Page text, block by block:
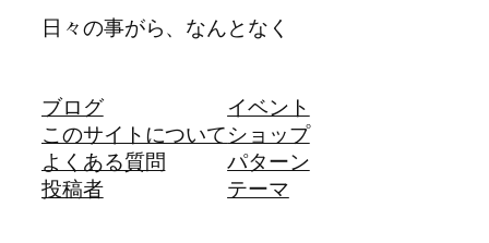
日々の事がら、なんとなく
ブログ
このサイトについて
よくある質問
投稿者
イベント
ショップ
パターン
テーマ